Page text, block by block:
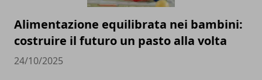
Alimentazione equilibrata nei bambini:
costruire il futuro un pasto alla volta
24/10/2025